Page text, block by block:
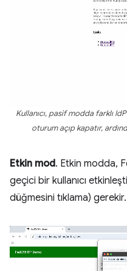
Kullanıcı, pasif modda farklı
oturum açıp kapatır,
Etkin mod. Etkin modda,
geçici bir kullanıcı
düğmesini tıklama) gerekir.